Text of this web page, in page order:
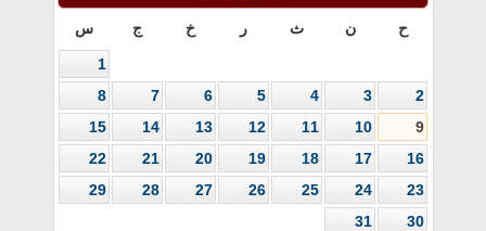
ح ن ث ر خ ج س
1
2
3
4
5
6
7
8
9
10
11
12
13
14
15
16
17
18
19
20
21
22
23
24
25
26
27
28
29
30
31